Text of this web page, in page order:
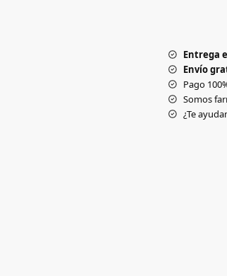
Entrega
Envío
Pago
Somos
¿Te